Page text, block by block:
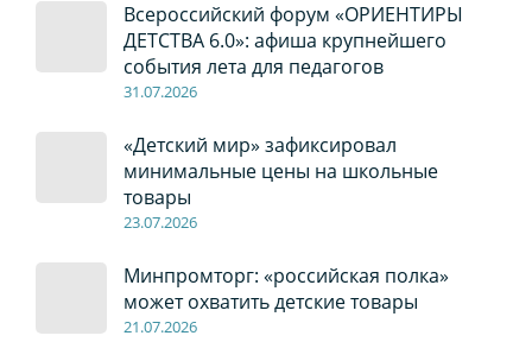
Всероссийский форум «ОРИЕНТИРЫ
ДЕТСТВА 6.0»: афиша крупнейшего
события лета для педагогов
31.07.2026
«Детский мир» зафиксировал
минимальные цены на школьные
товары
23.07.2026
Минпромторг: «российская полка»
может охватить детские товары
21.07.2026